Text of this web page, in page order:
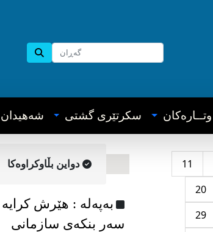
وتــاره‌کان سکرتێری گشتی شه‌هیدان
11
20
29
دواین بڵاوکراوه‌کا
به‌په‌له‌ : هێرش کرایە
سەر بنکەی سازمانی